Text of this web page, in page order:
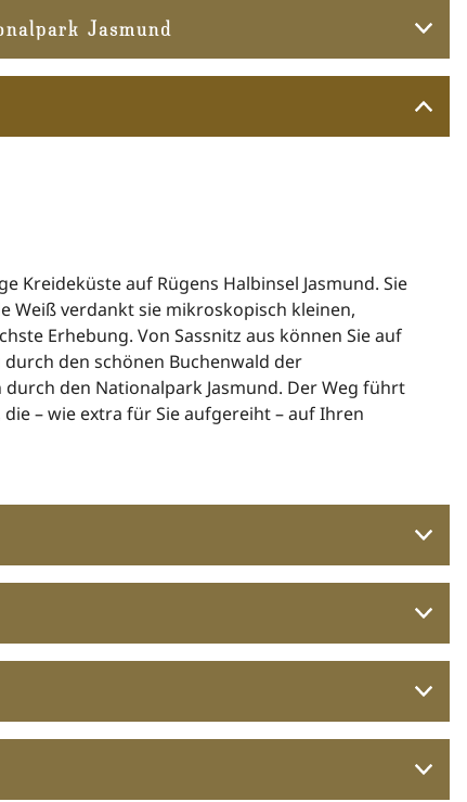
Jasmund
Kreideküste auf Rügens Halbinsel Jasmund. Sie
Weiß verdankt sie mikroskopisch kleinen,
Erhebung. Von Sassnitz aus können Sie auf
den schönen Buchenwald der
den Nationalpark Jasmund. Der Weg führt
– wie extra für Sie aufgereiht – auf Ihren